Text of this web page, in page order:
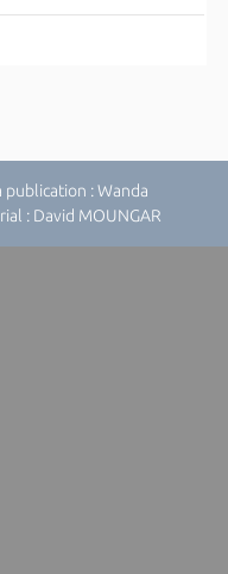
: Wanda
: David MOUNGAR